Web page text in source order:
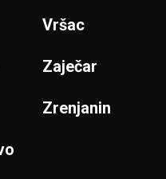
Vršac
Zaječar
Zrenjanin